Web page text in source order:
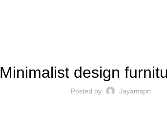
Minimalist design
Posted by Jayamspn